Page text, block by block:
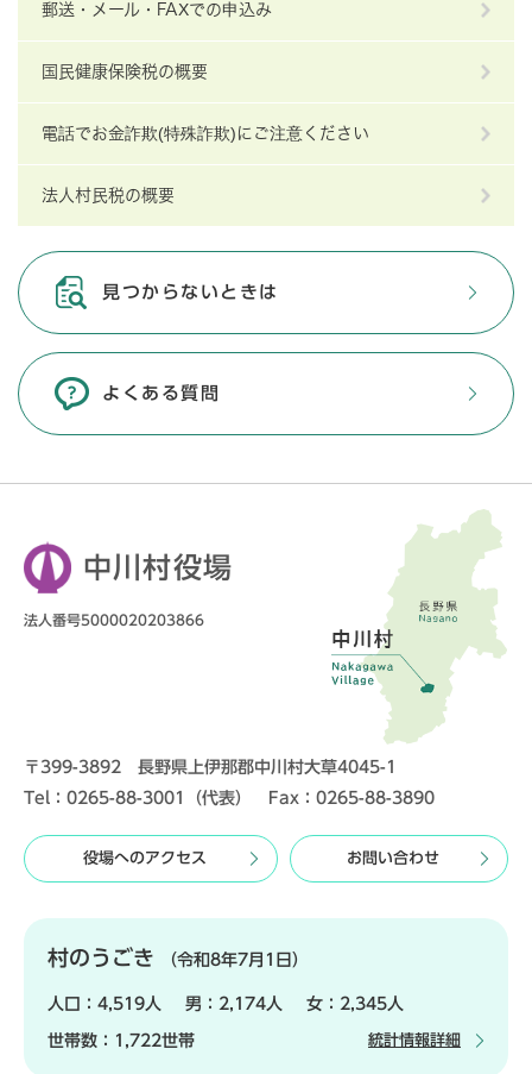
郵送・メール・FAXでの申込み
国民健康保険税の概要
電話でお金詐欺(特殊詐欺)にご注意ください
法人村民税の概要
見つからないときは
よくある質問
中川村役場
法人番号5000020203866
〒399-3892 長野県上伊那郡中川村大草4045-1
Tel：0265-88-3001（代表） Fax：0265-88-3890
役場へのアクセス お問い合わせ
村のうごき （令和8年7月1日）
人口： 4,519人 男： 2,174人 女： 2,345人
世帯数： 1,722世帯 統計情報詳細